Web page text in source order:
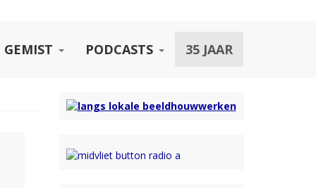
PODCASTS 35 JAAR